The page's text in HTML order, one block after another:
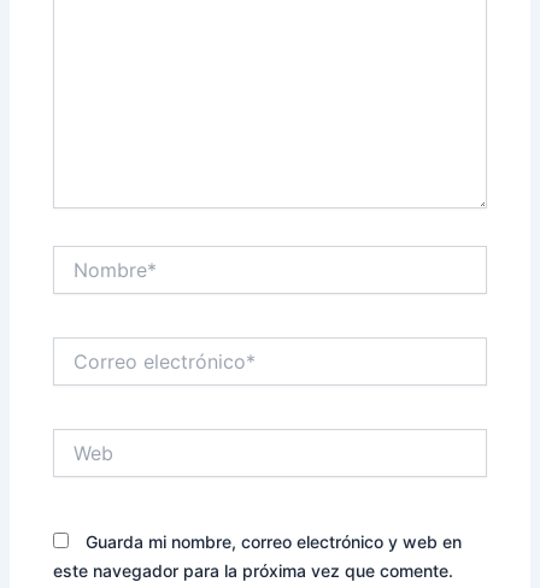
electrónico*
Guarda mi nombre, correo electrónico y web en
este navegador para la próxima vez que comente.